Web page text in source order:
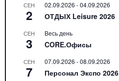
СЕН
2
02.09.2026 -04.09.2026
ОТДЫХ Leisure 2026
СЕН
3
Весь день
CORE.Офисы
СЕН
7
07.09.2026 -08.09.2026
Персонал Экспо 2026